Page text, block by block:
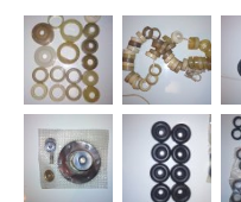
тормоза ВК12Б - 100 грн.
Ремкомплект бензонасоса –